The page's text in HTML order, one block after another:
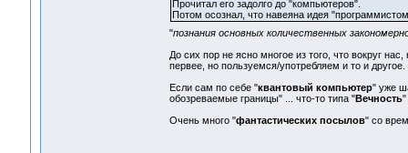
Прочитал его задолго до "компьютеров".
Потом осознал, что навеяна идея
"познания основных количественных
До сих пор не ясно многое из того, что вокруг
первее, но пользуемся/употребляем и то и другое.
Если сам по себе "квантовый компьютер" уже
обозреваемые границы" ... что-то типа "Вечность"
Очень много "фантастических посылов" со